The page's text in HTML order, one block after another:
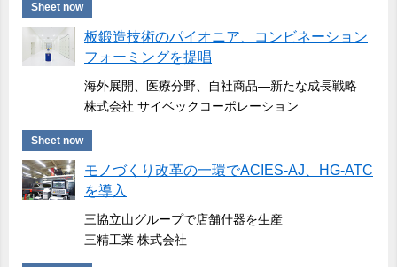
Sheet now
板鍛造技術のパイオニア、コンビネーション
フォーミングを提唱
海外展開、医療分野、自社商品―新たな成長戦略
株式会社 サイベックコーポレーション
Sheet now
モノづくり改革の一環でACIES-AJ、HG-ATC
を導入
三協立山グループで店舗什器を生産
三精工業 株式会社